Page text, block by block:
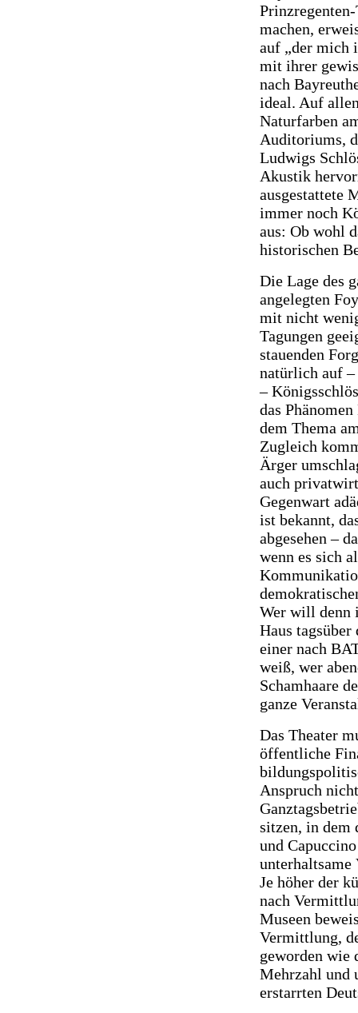
machen,
auf „der mich
mit ihrer
nach
ideal. Auf
Naturfarben
Auditoriums,
Ludwigs
Akustik
ausgestattete
immer noch
aus: Ob wohl
historischen
Die Lage des
angelegten
mit nicht
Tagungen
stauenden
natürlich auf –
–
das
dem Thema
Zugleich
Ärger
auch
Gegenwart
ist bekannt,
abgesehen –
wenn es sich
Wer will denn
Haus
einer nach
weiß, wer
Schamhaare
ganze
Das Theater
öffentliche
Anspruch
sitzen, in dem
und
Je höher der
nach
Museen
Vermittlung,
geworden wie
Mehrzahl und
erstarrten